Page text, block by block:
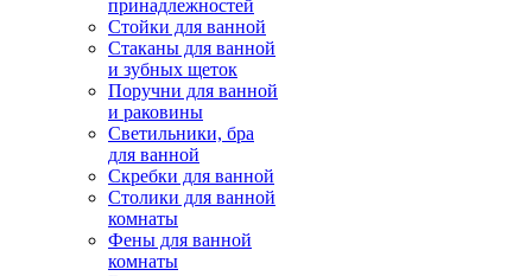
принадлежностей
Стойки для ванной
Стаканы для ванной
и зубных щеток
Поручни для ванной
и раковины
Светильники, бра
для ванной
Скребки для ванной
Столики для ванной
комнаты
Фены для ванной
комнаты